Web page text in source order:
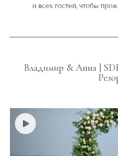
и всех гостей, чтобы
Владимир & Анна |